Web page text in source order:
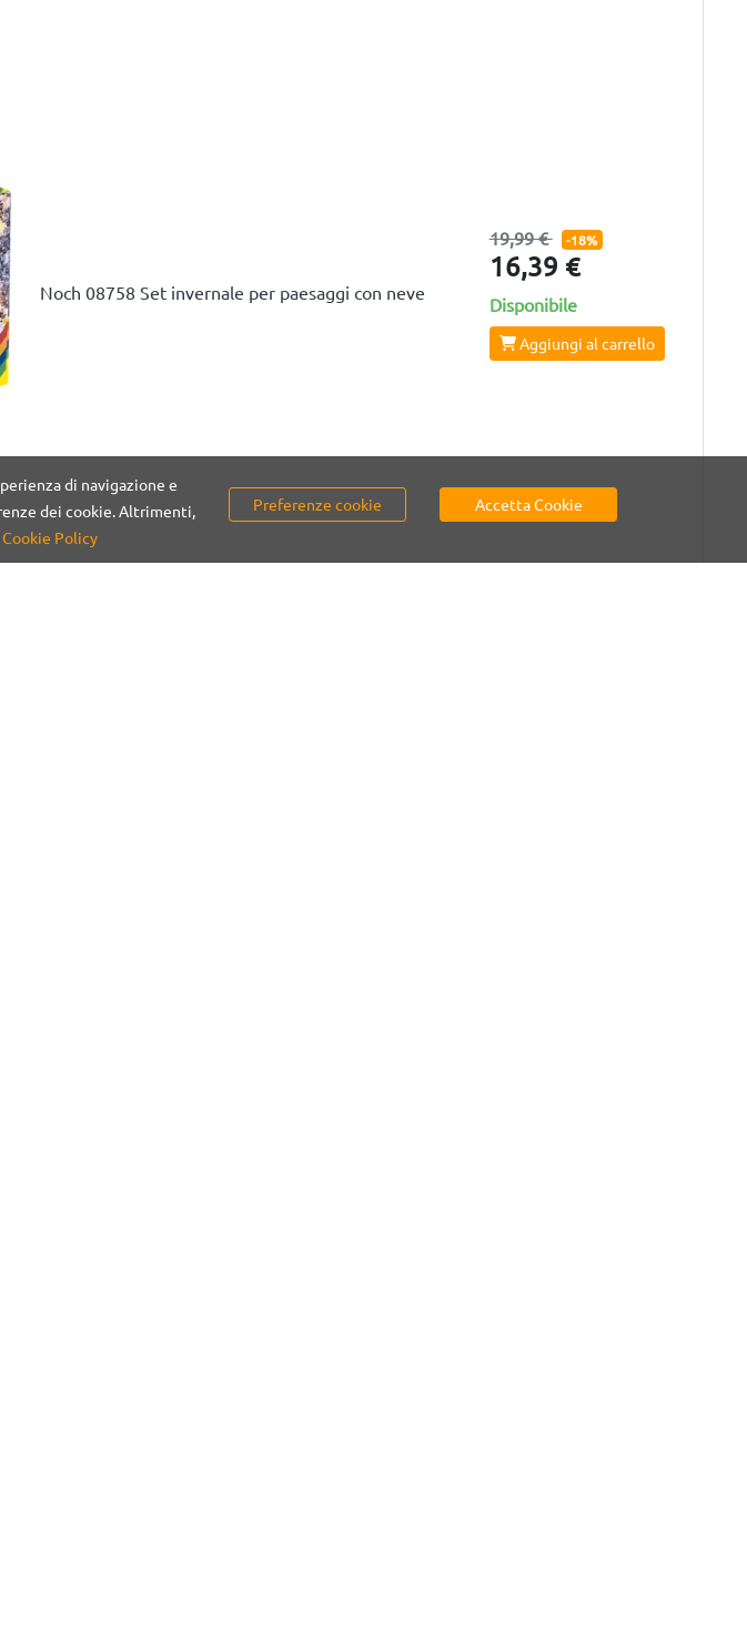
Noch 08758 Set invernale per paesaggi con neve
19,99 € -18%
16,39 €
Disponibile
Aggiungi al carrello
di navigazione e
dei cookie. Altrimenti,
Cookie Policy
Preferenze cookie Accetta Cookie